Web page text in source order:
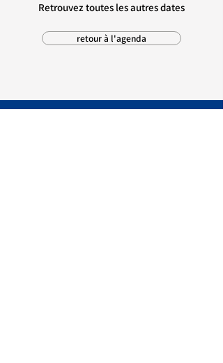
Retrouvez toutes les autres dates
retour à l'agenda